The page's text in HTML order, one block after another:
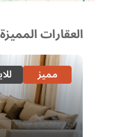
العقارات المميزة
مميز